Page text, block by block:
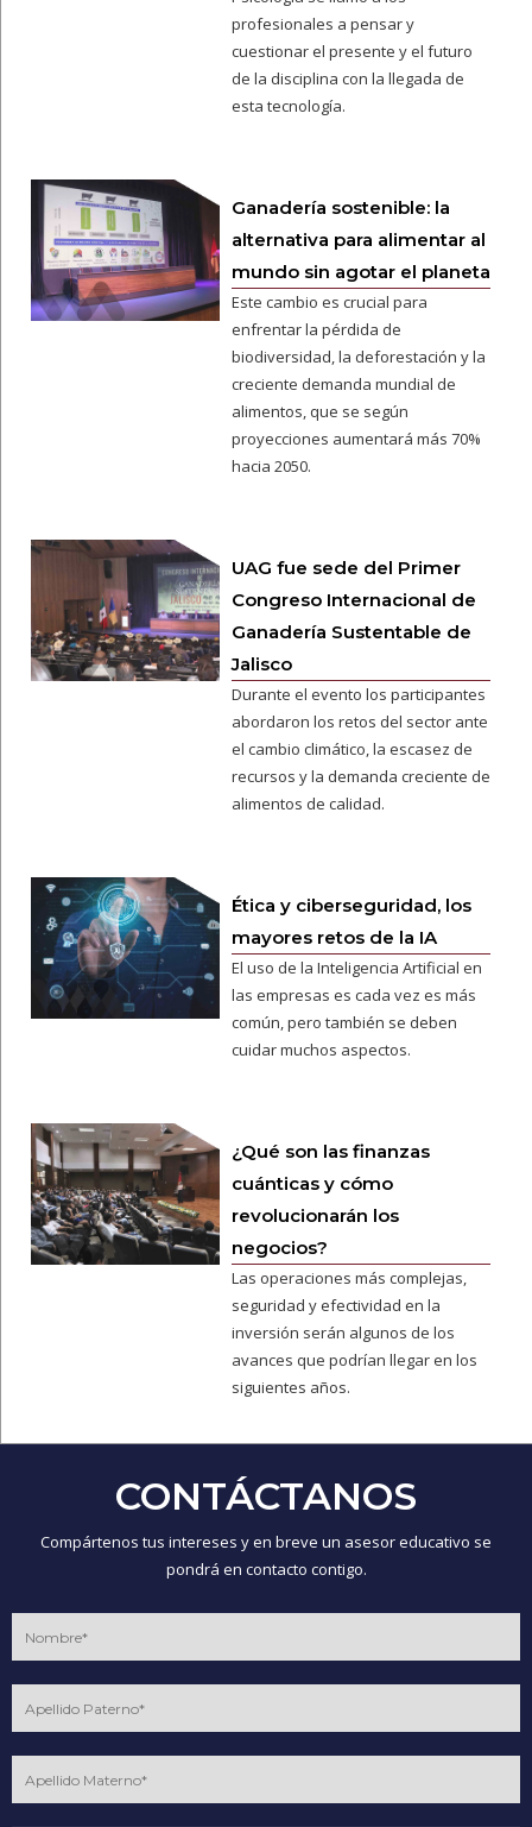
profesionales a pensar y
cuestionar el presente y el futuro
de la disciplina con la llegada de
esta tecnología.
Ganadería sostenible: la
alternativa para alimentar al
mundo sin agotar el planeta
Este cambio es crucial para
enfrentar la pérdida de
biodiversidad, la deforestación y la
creciente demanda mundial de
alimentos, que se según
proyecciones aumentará más 70%
hacia 2050.
UAG fue sede del Primer
Congreso Internacional de
Ganadería Sustentable de
Jalisco
Durante el evento los participantes
abordaron los retos del sector ante
el cambio climático, la escasez de
recursos y la demanda creciente de
alimentos de calidad.
Ética y ciberseguridad, los
mayores retos de la IA
El uso de la Inteligencia Artificial en
las empresas es cada vez es más
común, pero también se deben
cuidar muchos aspectos.
¿Qué son las finanzas
cuánticas y cómo
revolucionarán los
negocios?
Las operaciones más complejas,
seguridad y efectividad en la
inversión serán algunos de los
avances que podrían llegar en los
siguientes años.
CONTÁCTANOS
Compártenos tus intereses y en breve un asesor educativo se
pondrá en contacto contigo.